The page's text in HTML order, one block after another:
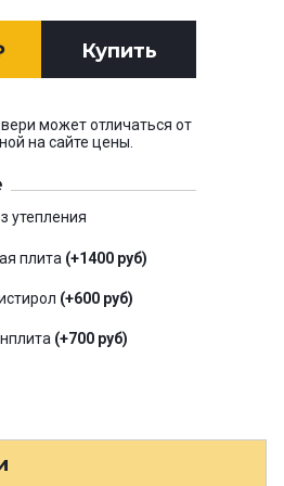
Купить
может отличаться от
на сайте цены.
утепления
плита (+1400 руб)
(+600 руб)
(+700 руб)